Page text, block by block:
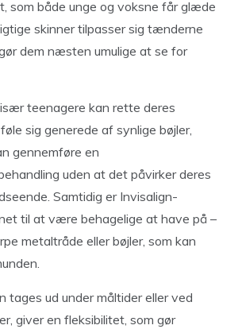
som både unge og voksne får glæde
skinner tilpasser sig tænderne
dem næsten umulige at se for
teenagere kan rette deres
sig generede af synlige bøjler,
gennemføre en
uden at det påvirker deres
Samtidig er Invisalign-
til at være behagelige at have på –
metaltråde eller bøjler, som kan
tages ud under måltider eller ved
giver en fleksibilitet, som gør